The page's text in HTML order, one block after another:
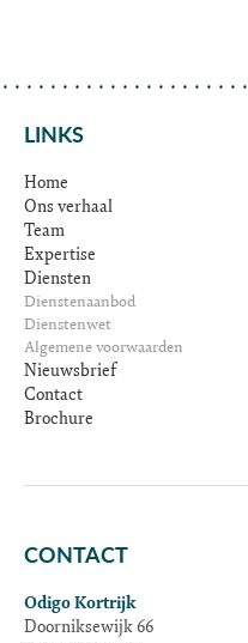
LINKS
Home
Ons verhaal
Team
Expertise
Diensten
Dienstenaanbod
Dienstenwet
Algemene voorwaarden
Nieuwsbrief
Contact
Brochure
CONTACT
Odigo Kortrijk
Doorniksewijk 66